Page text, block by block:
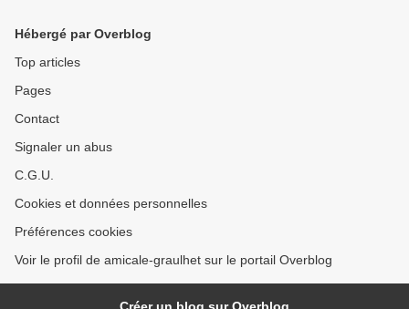
Hébergé par Overblog
Top articles
Pages
Contact
Signaler un abus
C.G.U.
Cookies et données personnelles
Préférences cookies
Voir le profil de amicale-graulhet sur le portail Overblog